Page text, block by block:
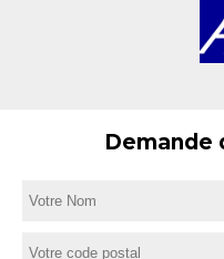
Demande